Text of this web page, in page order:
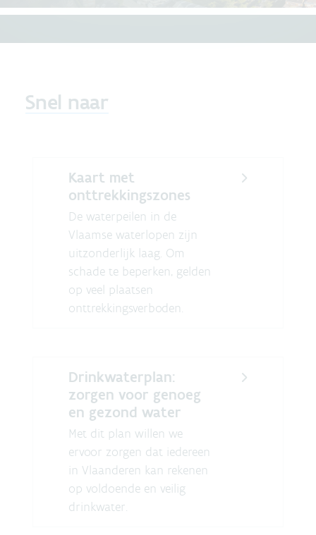
Snel naar
Kaart met
onttrekkingszones
De waterpeilen in de
Vlaamse waterlopen zijn
uitzonderlijk laag. Om
schade te beperken, gelden
op veel plaatsen
onttrekkingsverboden.
Drinkwaterplan:
zorgen voor genoeg
en gezond water
Met dit plan willen we
ervoor zorgen dat iedereen
in Vlaanderen kan rekenen
op voldoende en veilig
drinkwater.